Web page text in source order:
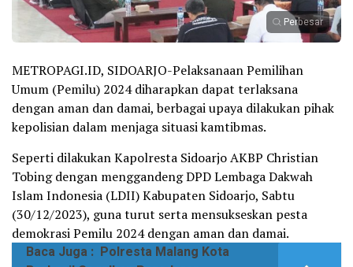
Perbesar
METROPAGI.ID, SIDOARJO-Pelaksanaan Pemilihan
Umum (Pemilu) 2024 diharapkan dapat terlaksana
dengan aman dan damai, berbagai upaya dilakukan pihak
kepolisian dalam menjaga situasi kamtibmas.
Seperti dilakukan Kapolresta Sidoarjo AKBP Christian
Tobing dengan menggandeng DPD Lembaga Dakwah
Islam Indonesia (LDII) Kabupaten Sidoarjo, Sabtu
(30/12/2023), guna turut serta mensukseskan pesta
demokrasi Pemilu 2024 dengan aman dan damai.
Baca Juga : Polresta Malang Kota